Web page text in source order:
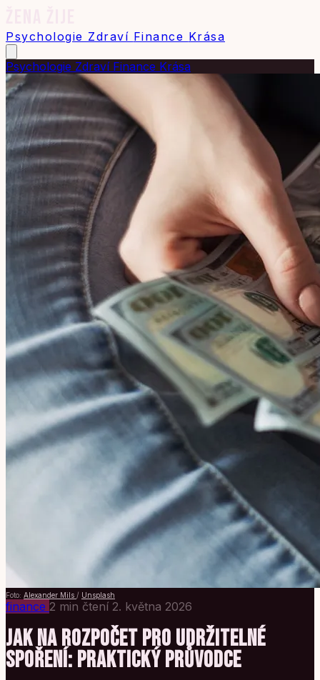
Psychologie Zdraví Finance Krása
Psychologie Zdraví Finance Krása
Foto: Alexander Mils / Unsplash
finance 2 min čtení 2. května 2026
JAK NA ROZPOČET PRO UDRŽITELNÉ
SPOŘENÍ: PRAKTICKÝ PRŮVODCE